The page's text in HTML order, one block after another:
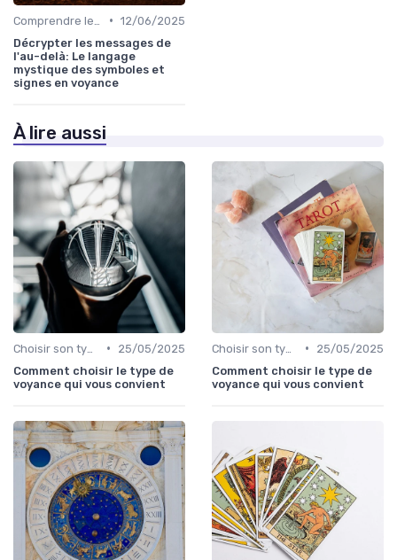
• 12/06/2025
Décrypter les messages de
l'au-delà: Le langage
mystique des symboles et
signes en voyance
À lire aussi
•
25/05/2025
Comment choisir le type de
voyance qui vous convient
•
25/05/2025
Comment choisir le type de
voyance qui vous convient